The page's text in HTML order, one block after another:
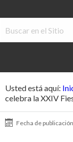
Usted está aquí:
celebra la XXIV
Fecha de publicación